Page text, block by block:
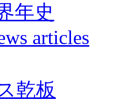
年史
articles
乾板